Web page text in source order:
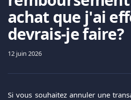
achat que j'ai
devrais-je faire?
12 juin 2026
Si vous souhaitez annuler une